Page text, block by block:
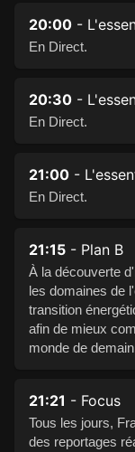
20:00 -
En Direct.
20:30 -
En Direct.
21:00 -
En Direct.
21:15 - Plan B
À la découverte
les domaines de
transition
afin de mieux
monde de
21:21 - Focus
Tous les jours,
des reportages